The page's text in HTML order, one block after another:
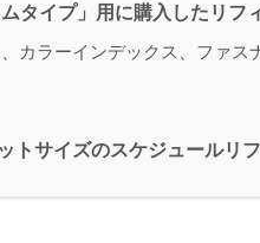
タイプ」用に購入したリフ
カラーインデックス、ファス
トサイズのスケジュールリ